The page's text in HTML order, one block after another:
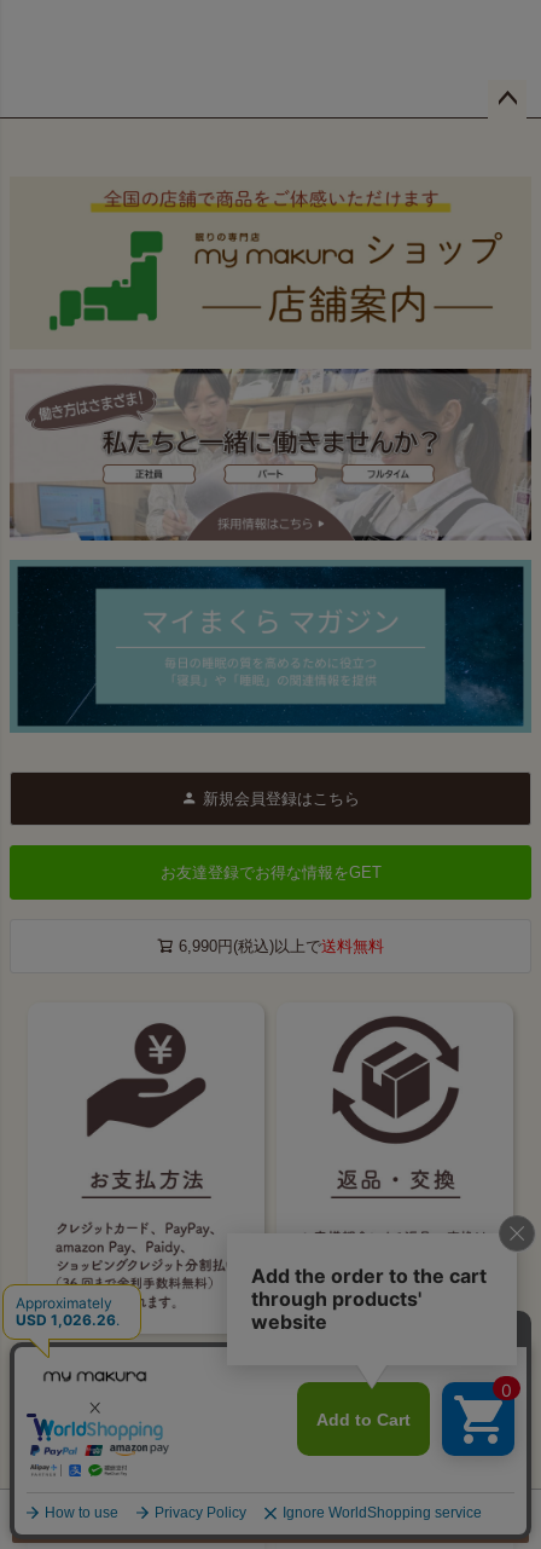
新規会員登録はこちら
お友達登録でお得な情報をGET
6,990円(税込)以上で送料無料
ご注文へ
×